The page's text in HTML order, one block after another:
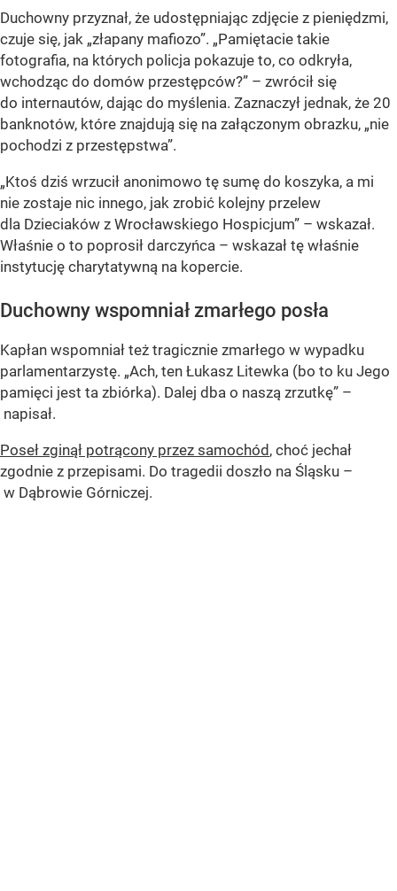
Duchowny przyznał, że udostępniając zdjęcie z pieniędzmi,
czuje się, jak „złapany mafiozo”. „Pamiętacie takie
fotografia, na których policja pokazuje to, co odkryła,
wchodząc do domów przestępców?” – zwrócił się
do internautów, dając do myślenia. Zaznaczył jednak, że 20
banknotów, które znajdują się na załączonym obrazku, „nie
pochodzi z przestępstwa”.
„Ktoś dziś wrzucił anonimowo tę sumę do koszyka, a mi
nie zostaje nic innego, jak zrobić kolejny przelew
dla Dzieciaków z Wrocławskiego Hospicjum” – wskazał.
Właśnie o to poprosił darczyńca – wskazał tę właśnie
instytucję charytatywną na kopercie.
Duchowny wspomniał zmarłego posła
Kapłan wspomniał też tragicznie zmarłego w wypadku
parlamentarzystę. „Ach, ten Łukasz Litewka (bo to ku Jego
pamięci jest ta zbiórka). Dalej dba o naszą zrzutkę” –
napisał.
Poseł zginął potrącony przez samochód, choć jechał
zgodnie z przepisami. Do tragedii doszło na Śląsku –
w Dąbrowie Górniczej.